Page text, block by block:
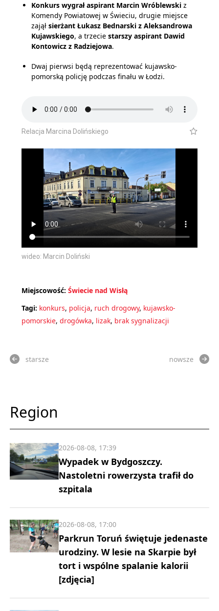
Konkurs wygrał aspirant Marcin Wróblewski z
Komendy Powiatowej w Świeciu, drugie miejsce
zajął sierżant Łukasz Bednarski z Aleksandrowa
Kujawskiego, a trzecie starszy aspirant Dawid
Kontowicz z Radziejowa.
Dwaj pierwsi będą reprezentować kujawsko-
pomorską policję podczas finału w Łodzi.
Relacja Marcina Dolińskiego
wideo: Marcin Doliński
Miejscowość: Świecie nad Wisłą
Tagi: konkurs, policja, ruch drogowy, kujawsko-
pomorskie, drogówka, lizak, brak sygnalizacji
starsze nowsze
Region
Wypadek w Bydgoszczy.
Nastoletni rowerzysta trafił do
szpitala
2026-08-08, 17:39
Parkrun Toruń świętuje jedenaste
urodziny. W lesie na Skarpie był
tort i wspólne spalanie kalorii
[zdjęcia]
2026-08-08, 17:00